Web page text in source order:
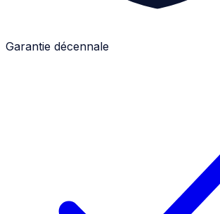
Garantie décennale